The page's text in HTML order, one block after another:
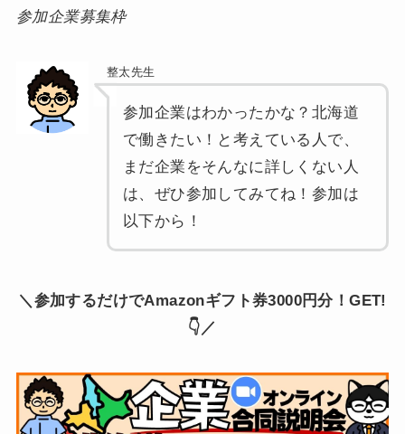
参加企業募集枠
整太先生
参加企業はわかったかな？北海道
で働きたい！と考えている人で、
まだ企業をそんなに詳しくない人
は、ぜひ参加してみてね！参加は
以下から！
＼参加するだけでAmazonギフト券3000円分！GET!
👇／